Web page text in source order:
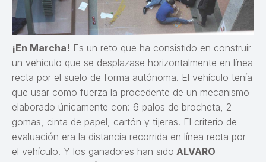
¡En Marcha! Es un reto que ha consistido en construir
un vehículo que se desplazase horizontalmente en línea
recta por el suelo de forma autónoma. El vehículo tenía
que usar como fuerza la procedente de un mecanismo
elaborado únicamente con: 6 palos de brocheta, 2
gomas, cinta de papel, cartón y tijeras. El criterio de
evaluación era la distancia recorrida en línea recta por
el vehículo. Y los ganadores han sido ALVARO